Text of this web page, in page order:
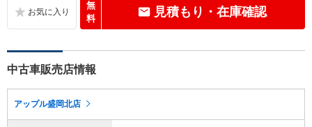
無
料
見積もり・在庫確認
中古車販売店情報
アップル盛岡北店